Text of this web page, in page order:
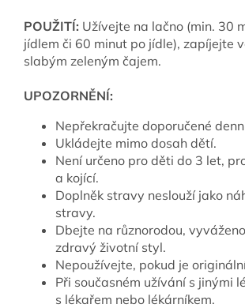
POUŽITÍ: Užívejte na lačno (min. 30
jídlem či 60 minut po jídle), zapíjejte
slabým zeleným čajem.
UPOZORNĚNÍ:
Nepřekračujte doporučené
Ukládejte mimo dosah dětí.
Není určeno pro děti do 3 let,
a kojící.
Doplněk stravy neslouží jako
stravy.
Dbejte na různorodou,
zdravý životní styl.
Nepoužívejte, pokud je
Při současném užívání s jinými
s lékařem nebo lékárníkem.